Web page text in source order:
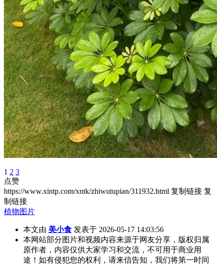
1 2 3
点赞
https://www.xintp.com/xntk/zhiwutupian/311932.html 复制链接 复
制链接
植物图片
本文由 美小食 发表于 2026-05-17 14:03:56
本网站部分图片和视频内容来源于网友分享，版权归属
原作者，内容仅供大家学习和交流，不可用于商业用
途！如有侵犯您的权利，请来信告知，我们将第一时间